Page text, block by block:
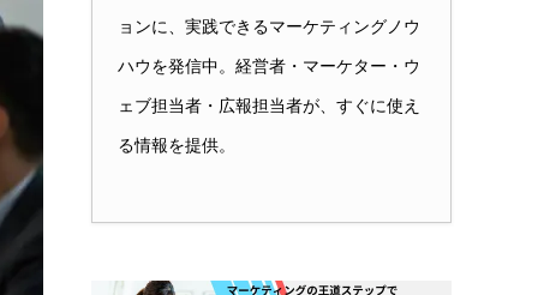
ョンに、実践できるマーケティングノウ
ハウを発信中。経営者・マーケター・ウ
ェブ担当者・広報担当者が、すぐに使え
る情報を提供。